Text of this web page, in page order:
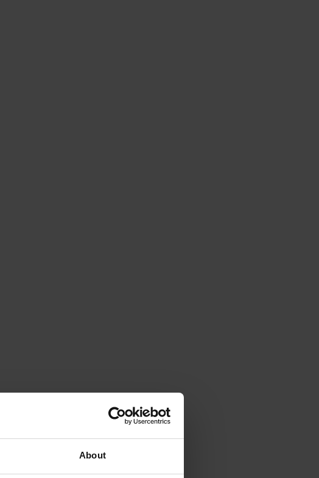
About